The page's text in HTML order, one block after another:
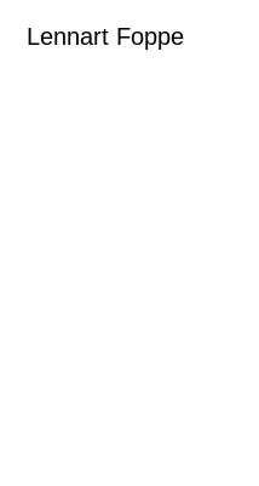
Lennart Foppe